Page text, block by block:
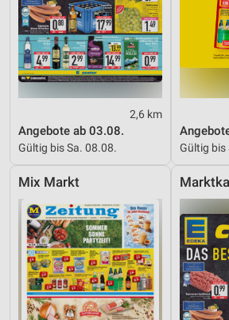
2,6 km
Angebote ab 03.08.
Gültig bis Sa. 08.08. Gültig bis
Mix Markt
IAB-Besonderheiten:
Verwendung genauer Standortdaten
Geräte anhand von aktiv angeforderten
Informationen identifizieren
Nicht-IAB-Verarbeitungszwecke:
Notwendig
Funktional
Werbung